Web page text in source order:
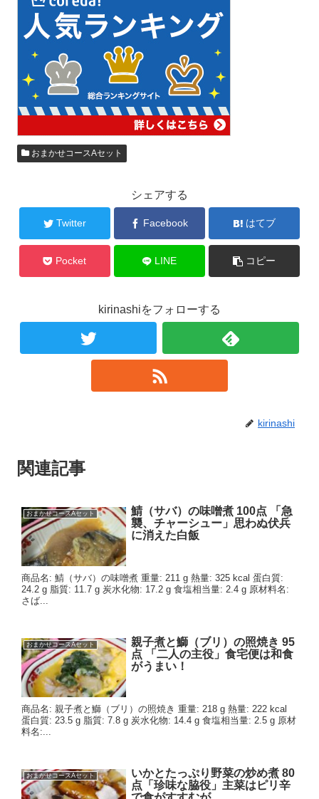
おまかせコースAセット
シェアする
Twitter Facebook はてブ
Pocket LINE コピー
kirinashiをフォローする
kirinashi
関連記事
おまかせコースAセット
鯖（サバ）の味噌煮 100点 「急
襲、チャーシュー」思わぬ伏兵
に消えた白飯
商品名: 鯖（サバ）の味噌煮 重量: 211 g 熱量: 325 kcal 蛋白質:
24.2 g 脂質: 11.7 g 炭水化物: 17.2 g 食塩相当量: 2.4 g 原材料名:
さば...
おまかせコースAセット
親子煮と鰤（ブリ）の照焼き 95
点 「二人の主役」食宅便は和食
がうまい！
商品名: 親子煮と鰤（ブリ）の照焼き 重量: 218 g 熱量: 222 kcal
蛋白質: 23.5 g 脂質: 7.8 g 炭水化物: 14.4 g 食塩相当量: 2.5 g 原材
料名:...
おまかせコースAセット
いかとたっぷり野菜の炒め煮 80
点「珍味な脇役」主菜はピリ辛